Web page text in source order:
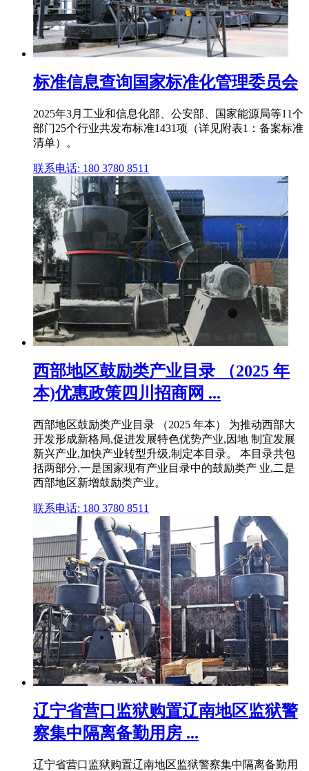
标准信息查询国家标准化管理委员会
2025年3月工业和信息化部、公安部、国家能源局等11个
部门25个行业共发布标准1431项（详见附表1：备案标准
清单）。
联系电话: 180 3780 8511
西部地区鼓励类产业目录 （2025 年
本)优惠政策四川招商网 ...
西部地区鼓励类产业目录 （2025 年本） 为推动西部大
开发形成新格局,促进发展特色优势产业,因地 制宜发展
新兴产业,加快产业转型升级,制定本目录。 本目录共包
括两部分,一是国家现有产业目录中的鼓励类产 业,二是
西部地区新增鼓励类产业。
联系电话: 180 3780 8511
辽宁省营口监狱购置辽南地区监狱警
察集中隔离备勤用房 ...
辽宁省营口监狱购置辽南地区监狱警察集中隔离备勤用